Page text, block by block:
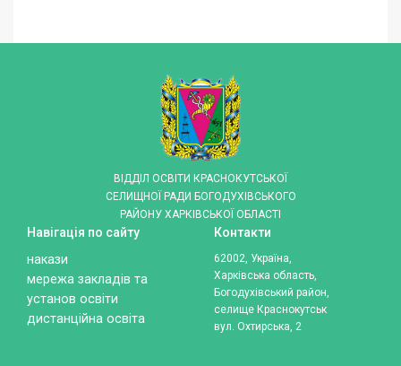
ВІДДІЛ ОСВІТИ КРАСНОКУТСЬКОЇ
СЕЛИЩНОЇ РАДИ БОГОДУХІВСЬКОГО
РАЙОНУ ХАРКІВСЬКОЇ ОБЛАСТІ
Навігація по сайту
накази
мережа закладів та
установ освіти
дистанційна освіта
Контакти
62002, Україна,
Харківська область,
Богодухівський район,
селище Краснокутськ
вул. Охтирська, 2